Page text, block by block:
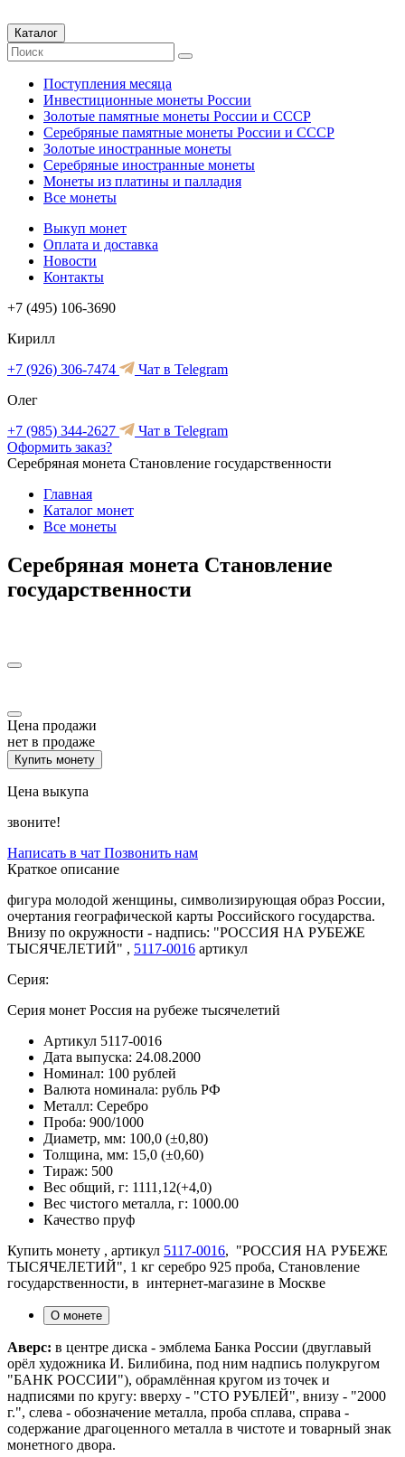
Каталог
Поступления месяца
Инвестиционные монеты России
Золотые памятные монеты России и СССР
Серебряные памятные монеты России и СССР
Золотые иностранные монеты
Серебряные иностранные монеты
Монеты из платины и палладия
Все монеты
Выкуп монет
Оплата и доставка
Новости
Контакты
+7 (495) 106-3690
Кирилл
+7 (926) 306-7474
Чат в Telegram
Олег
+7 (985) 344-2627
Чат в Telegram
Оформить заказ?
Серебряная монета Становление государственности
Главная
Каталог монет
Все монеты
Серебряная монета Становление
государственности
Цена продажи
нет в продаже
Купить монету
Цена выкупа
звоните!
Написать в чат Позвонить нам
Краткое описание
фигура молодой женщины, символизирующая образ России,
очертания географической карты Российского государства.
Внизу по окружности - надпись: "РОССИЯ НА РУБЕЖЕ
ТЫСЯЧЕЛЕТИЙ" , 5117-0016 артикул
Серия:
Серия монет Россия на рубеже тысячелетий
Артикул 5117-0016
Дата выпуска: 24.08.2000
Номинал: 100 рублей
Валюта номинала: рубль РФ
Металл: Серебро
Проба: 900/1000
Диаметр, мм: 100,0 (±0,80)
Толщина, мм: 15,0 (±0,60)
Тираж: 500
Вес общий, г: 1111,12(+4,0)
Вес чистого металла, г: 1000.00
Качество пруф
Купить монету , артикул 5117-0016, "РОССИЯ НА РУБЕЖЕ
ТЫСЯЧЕЛЕТИЙ", 1 кг серебро 925 проба, Становление
государственности, в интернет-магазине в Москве
О монете
Аверс: в центре диска - эмблема Банка России (двуглавый
орёл художника И. Билибина, под ним надпись полукругом
"БАНК РОССИИ"), обрамлённая кругом из точек и
надписями по кругу: вверху - "СТО РУБЛЕЙ", внизу - "2000
г.", слева - обозначение металла, проба сплава, справа -
содержание драгоценного металла в чистоте и товарный знак
монетного двора.